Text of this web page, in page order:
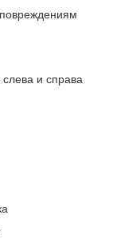
повреждениям
и справа